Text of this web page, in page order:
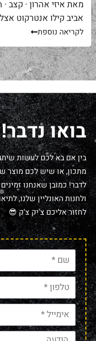
מאת איזי אהרון · קצב
ל-₪220. מחיר יפה – וגם מוצדק, כי זה...
לקריאה נוספת
בואו נדבר!
בין אם בא לכם לעשות
מתכון, או שיש לכם מוצר
לדבר! כמובן שאנחנו
ולחנות האונליין שלנו,
לחזור אליכם צ'יק צ'ק 😎